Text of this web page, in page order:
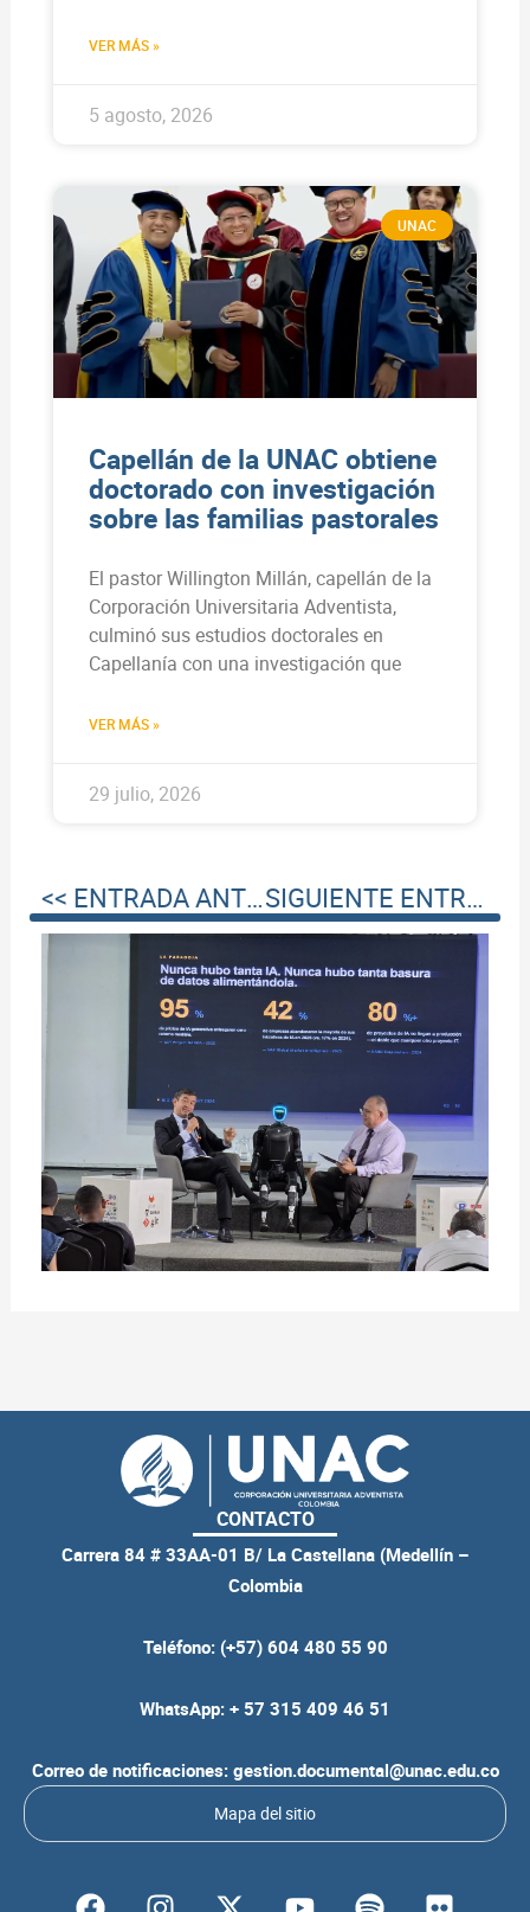
VER MÁS »
5 agosto, 2026
UNAC
Capellán de la UNAC obtiene
doctorado con investigación
sobre las familias pastorales
El pastor Willington Millán, capellán de la
Corporación Universitaria Adventista,
culminó sus estudios doctorales en
Capellanía con una investigación que
VER MÁS »
29 julio, 2026
<< ENTRADA ANTERIOR SIGUIENTE ENTRADA >>
CONTACTO
Carrera 84 # 33AA-01 B/ La Castellana (Medellín –
Colombia
Teléfono: (+57) 604 480 55 90
WhatsApp: + 57 315 409 46 51
Correo de notificaciones: gestion.documental@unac.edu.co
Mapa del sitio
F I Y S F